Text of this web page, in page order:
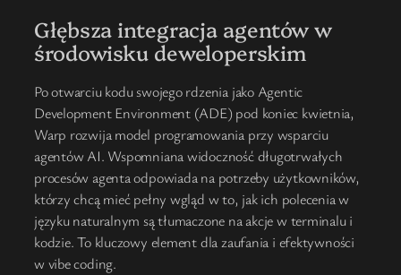
Głębsza integracja agentów w
środowisku deweloperskim
Po otwarciu kodu swojego rdzenia jako Agentic
Development Environment (ADE) pod koniec kwietnia,
Warp rozwija model programowania przy wsparciu
agentów AI. Wspomniana widoczność długotrwałych
procesów agenta odpowiada na potrzeby użytkowników,
którzy chcą mieć pełny wgląd w to, jak ich polecenia w
języku naturalnym są tłumaczone na akcje w terminalu i
kodzie. To kluczowy element dla zaufania i efektywności
w vibe coding.